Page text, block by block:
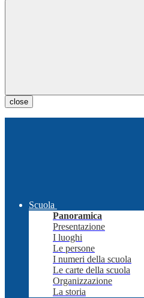
close
Scuola
Panoramica
Presentazione
I luoghi
Le persone
I numeri della scuola
Le carte della scuola
Organizzazione
La storia